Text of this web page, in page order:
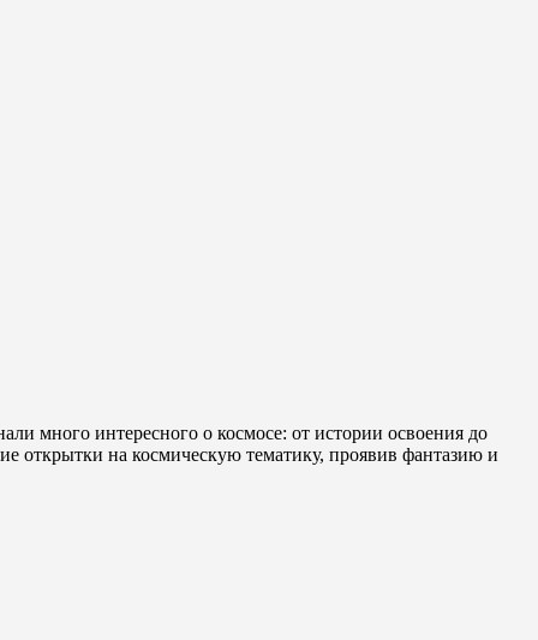
много интересного о космосе: от истории освоения до
открытки на космическую тематику, проявив фантазию и